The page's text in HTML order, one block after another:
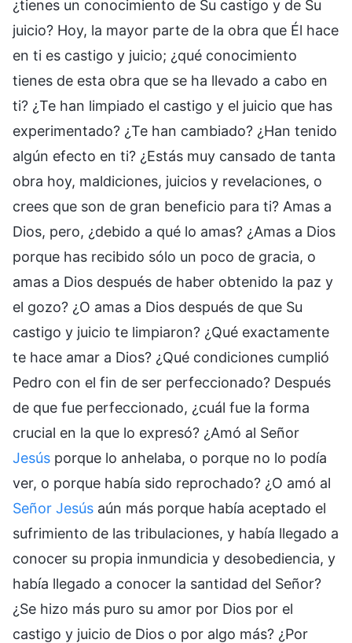
¿tienes un conocimiento de Su castigo y de Su
juicio? Hoy, la mayor parte de la obra que Él hace
en ti es castigo y juicio; ¿qué conocimiento
tienes de esta obra que se ha llevado a cabo en
ti? ¿Te han limpiado el castigo y el juicio que has
experimentado? ¿Te han cambiado? ¿Han tenido
algún efecto en ti? ¿Estás muy cansado de tanta
obra hoy, maldiciones, juicios y revelaciones, o
crees que son de gran beneficio para ti? Amas a
Dios, pero, ¿debido a qué lo amas? ¿Amas a Dios
porque has recibido sólo un poco de gracia, o
amas a Dios después de haber obtenido la paz y
el gozo? ¿O amas a Dios después de que Su
castigo y juicio te limpiaron? ¿Qué exactamente
te hace amar a Dios? ¿Qué condiciones cumplió
Pedro con el fin de ser perfeccionado? Después
de que fue perfeccionado, ¿cuál fue la forma
crucial en la que lo expresó? ¿Amó al Señor
Jesús porque lo anhelaba, o porque no lo podía
ver, o porque había sido reprochado? ¿O amó al
Señor Jesús aún más porque había aceptado el
sufrimiento de las tribulaciones, y había llegado a
conocer su propia inmundicia y desobediencia, y
había llegado a conocer la santidad del Señor?
¿Se hizo más puro su amor por Dios por el
castigo y juicio de Dios o por algo más? ¿Por